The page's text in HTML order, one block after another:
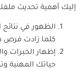
إليك أهمية تحديث
الظهور في
كلما زادت فرص
إظهار الخبرات
حياتك المهنية